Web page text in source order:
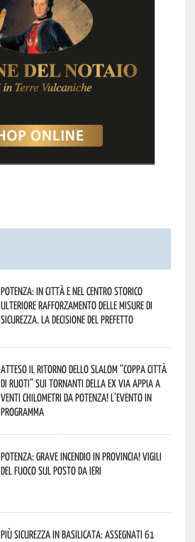
Potenza: in città e nel centro storico
ulteriore rafforzamento delle misure di
sicurezza. La decisione del Prefetto
Atteso il ritorno dello slalom “Coppa Città
di Ruoti” sui tornanti della ex via Appia a
venti chilometri da Potenza! L’evento in
programma
Potenza: grave incendio in Provincia! Vigili
del fuoco sul posto da ieri
Più sicurezza in Basilicata: assegnati 61